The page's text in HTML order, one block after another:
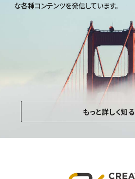
な各種コンテンツを発信しています。
もっと詳しく知る